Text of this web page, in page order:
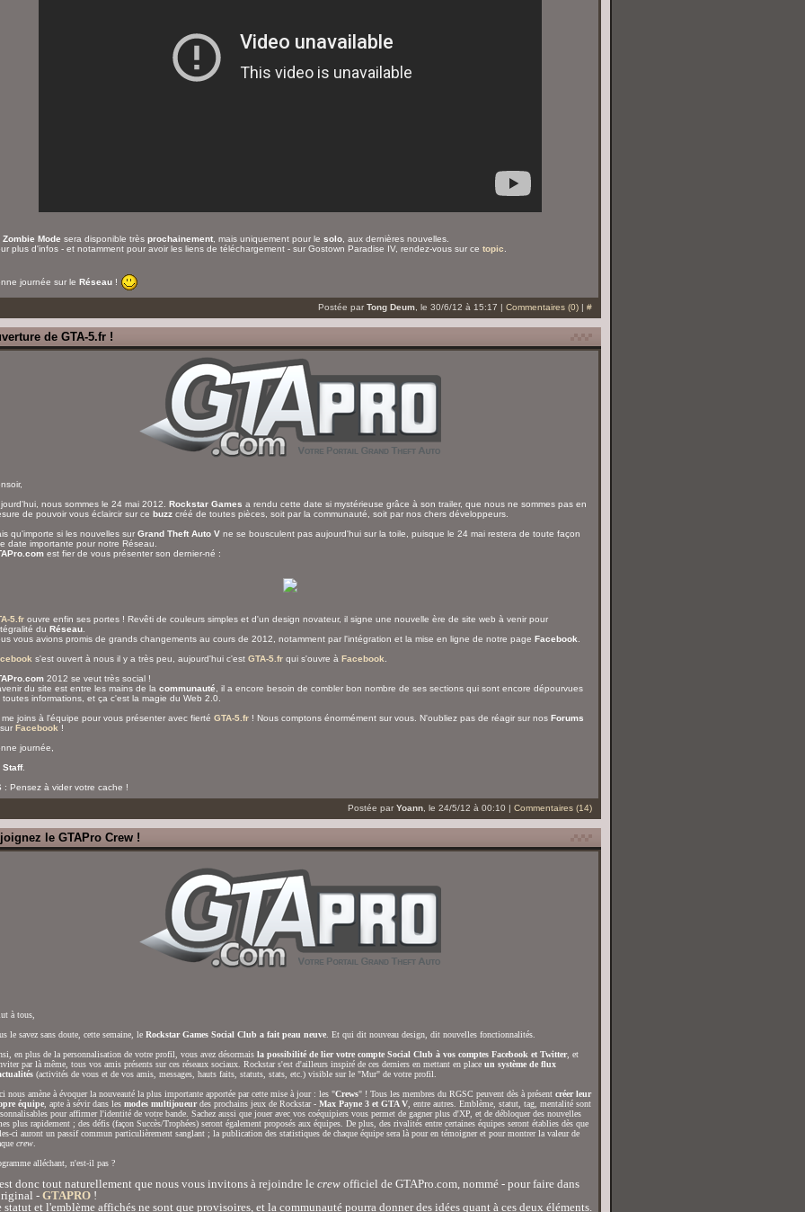
Zombie Mode sera disponible très prochainement, mais uniquement pour le solo, aux dernières nouvelles.
plus d'infos - et notamment pour avoir les liens de téléchargement - sur Gostown Paradise IV, rendez-vous sur ce topic
journée sur le Réseau!
Postée par Tong Deum, le 30/6/12 à 15:17 | Commentaires (0)| #
de GTA-5.fr !
nous sommes le 24 mai 2012. Rockstar Games a rendu cette date si mystérieuse grâce à son trailer, que nous ne sommes pas en
de pouvoir vous éclaircir sur ce buzzcréé de toutes pièces, soit par la communauté, soit par nos chers développeurs.
qu'importe si les nouvelles sur Grand Theft Auto Vne se bousculent pas aujourd'hui sur la toile, puisque le 24 mai restera de toute façon
date importante pour notre Réseau.
est fier de vous présenter son dernier-né :
5.frouvre enfin ses portes ! Revêti de couleurs simples et d'un design novateur, il signe une nouvelle ère de site web à venir pour
du Réseau.
vous avions promis de grands changements au cours de 2012, notamment par l'intégration et la mise en ligne de notre page Facebook
s'est ouvert à nous il y a très peu, aujourd'hui c'est GTA-5.frqui s'ouvre à Facebook
2012 se veut très social !
du site est entre les mains de la communauté , il a encore besoin de combler bon nombre de ses sections qui sont encore dépourvues
toutes informations, et ça c'est la magie du Web 2.0.
me joins à l'équipe pour vous présenter avec fierté GTA-5.fr! Nous comptons énormément sur vous. N'oubliez pas de réagir sur nos Forums
Facebook !
journée,
Staff.
: Pensez à vider votre cache !
Postée par Yoann, le 24/5/12 à 00:10 | Commentaires (14)
le GTAPro Crew !
à tous,
le savez sans doute, cette semaine, le Rockstar Games Social Club a fait peau neuve. Et qui dit nouveau design, dit nouvelles fonctionnalités.
en plus de la personnalisation de votre profil, vous avez désormais la possibilité de lier votre compte Social Club à vos comptes Facebook et Twitter, et
par là même, tous vos amis présents sur ces réseaux sociaux. Rockstar s'est d'ailleurs inspiré de ces derniers en mettant en place un système de flux
(activités de vous et de vos amis, messages, hauts faits, statuts, stats, etc.) visible sur le "Mur" de votre profil.
nous amène à évoquer la nouveauté la plus importante apportée par cette mise à jour : les "Crews" ! Tous les membres du RGSC peuvent dès à présent créer leur
équipe, apte à sévir dans les modes multijoueurdes prochains jeux de Rockstar - Max Payne 3 et GTA V, entre autres. Emblème, statut, tag, mentalité sont
pour affirmer l'identité de votre bande. Sachez aussi que jouer avec vos coéquipiers vous permet de gagner plus d'XP, et de débloquer des nouvelles
plus rapidement ; des défis (façon Succès/Trophées) seront également proposés aux équipes. De plus, des rivalités entre certaines équipes seront établies dès que
ci auront un passif commun particulièrement sanglant ; la publication des statistiques de chaque équipe sera là pour en témoigner et pour montrer la valeur de
crew.
alléchant, n'est-il pas ?
donc tout naturellement que nous vous invitons à rejoindre le crewofficiel de GTAPro.com, nommé - pour faire dans
- GTAPRO!
statut et l'emblème affichés ne sont que provisoires, et la communauté pourra donner des idées quant à ces deux éléments.